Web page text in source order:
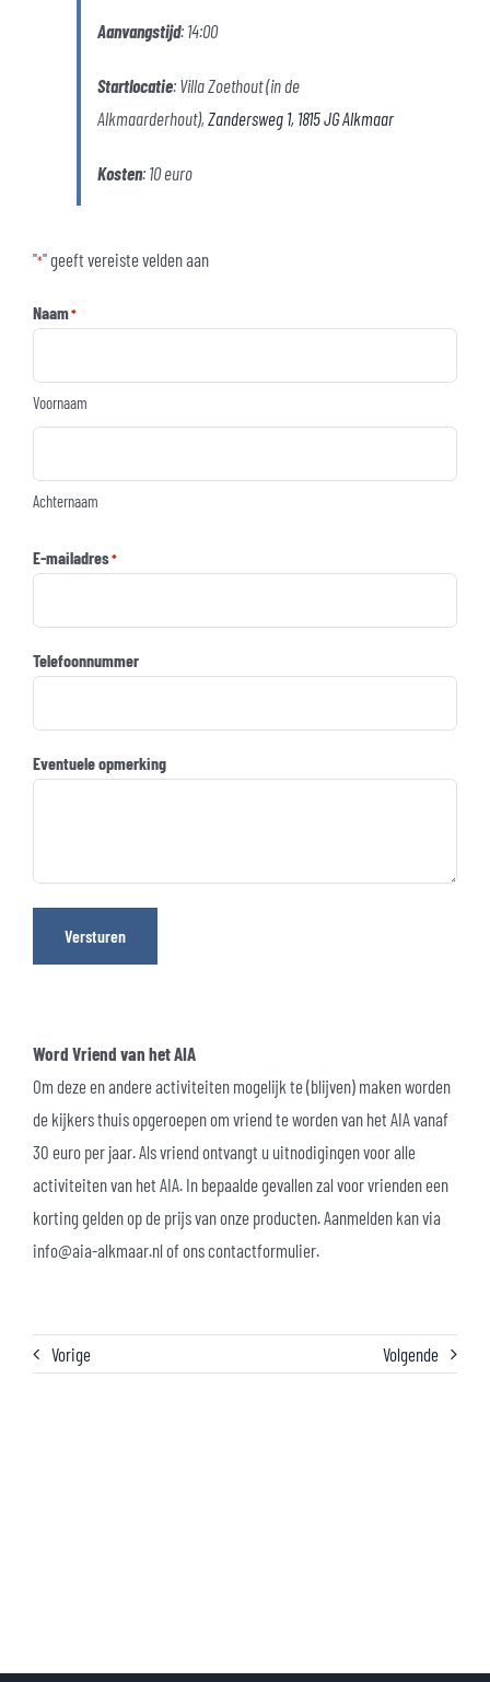
Aanvangstijd: 14:00
Startlocatie: Villa Zoethout (in de
Alkmaarderhout), Zandersweg 1, 1815 JG Alkmaar
Kosten: 10 euro
"*" geeft vereiste velden aan
Naam*
Voornaam
Achternaam
E-mailadres*
Telefoonnummer
Eventuele opmerking
Versturen
Word Vriend van het AIA
Om deze en andere activiteiten mogelijk te (blijven) maken worden
de kijkers thuis opgeroepen om vriend te worden van het AIA vanaf
30 euro per jaar. Als vriend ontvangt u uitnodigingen voor alle
activiteiten van het AIA. In bepaalde gevallen zal voor vrienden een
korting gelden op de prijs van onze producten. Aanmelden kan via
info@aia-alkmaar.nl of ons contactformulier.
Vorige Volgende